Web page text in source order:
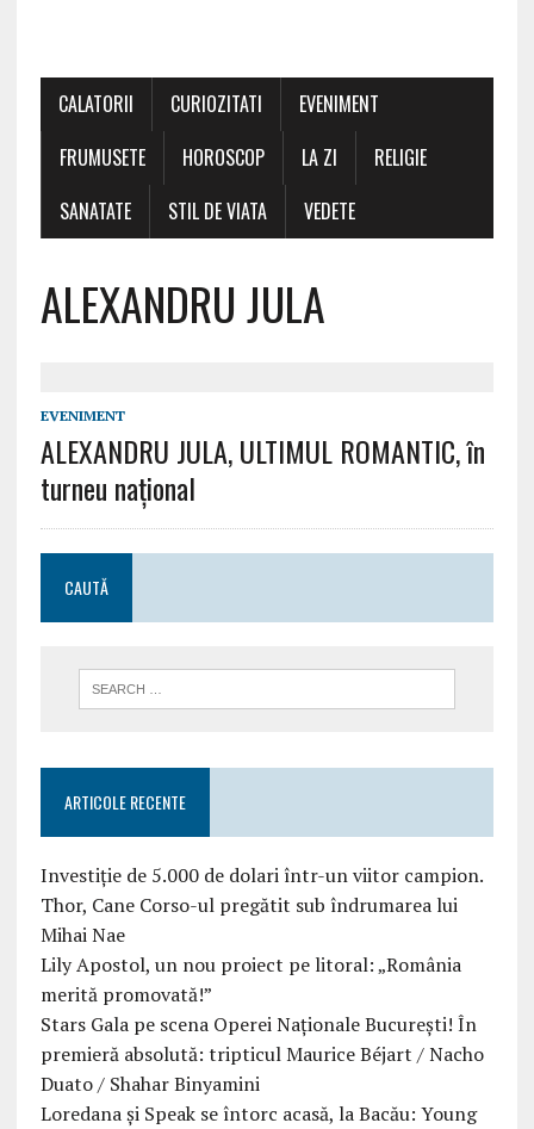
CALATORII CURIOZITATI
EVENIMENT
FRUMUSETE
HOROSCOP LA ZI
RELIGIE
SANATATE
STIL DE VIATA VEDETE
ALEXANDRU JULA
EVENIMENT
ALEXANDRU JULA, ULTIMUL ROMANTIC, în
turneu național
CAUTĂ
ARTICOLE RECENTE
Investiție de 5.000 de dolari într-un viitor campion.
Thor, Cane Corso-ul pregătit sub îndrumarea lui
Mihai Nae
Lily Apostol, un nou proiect pe litoral: „România
merită promovată!”
Stars Gala pe scena Operei Naționale București! În
premieră absolută: tripticul Maurice Béjart / Nacho
Duato / Shahar Binyamini
Loredana și Speak se întorc acasă, la Bacău: Young